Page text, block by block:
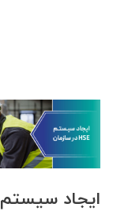
ایجاد سیستم HSE در سازمان